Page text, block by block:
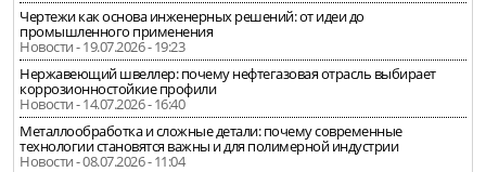
Чертежи как основа инженерных решений: от идеи до
промышленного применения
Новости - 19.07.2026 - 19:23
Нержавеющий швеллер: почему нефтегазовая отрасль выбирает
коррозионностойкие профили
Новости - 14.07.2026 - 16:40
Металлообработка и сложные детали: почему современные
технологии становятся важны и для полимерной индустрии
Новости - 08.07.2026 - 11:04